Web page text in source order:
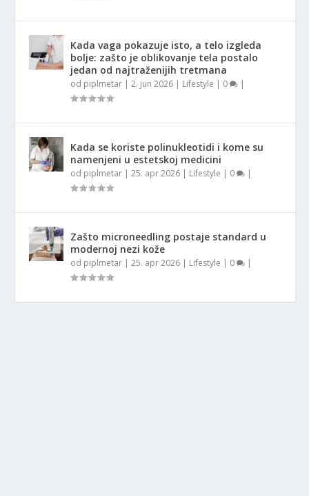
Kada vaga pokazuje isto, a telo izgleda
bolje: zašto je oblikovanje tela postalo
jedan od najtraženijih tretmana
od piplmetar |2. jun 2026 | Lifestyle | 0 |
Kada se koriste polinukleotidi i kome su
namenjeni u estetskoj medicini
od piplmetar |25. apr 2026 | Lifestyle | 0 |
Zašto microneedling postaje standard u
modernoj nezi kože
od piplmetar |25. apr 2026 | Lifestyle | 0 |